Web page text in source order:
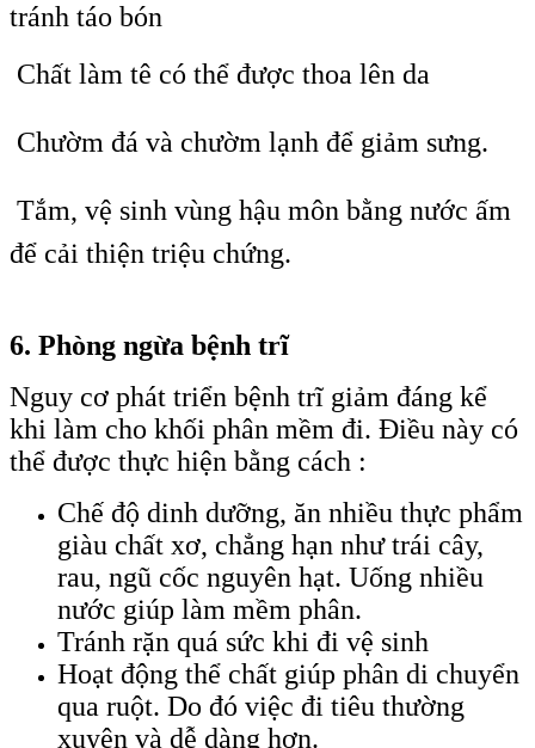
tránh táo bón
 Chất làm tê có thể được thoa lên da
 Chườm đá và chườm lạnh để giảm sưng.
 Tắm, vệ sinh vùng hậu môn bằng nước ấm
để cải thiện triệu chứng.
6. Phòng ngừa bệnh trĩ
Nguy cơ phát triển bệnh trĩ giảm đáng kể
khi làm cho khối phân mềm đi. Điều này có
thể được thực hiện bằng cách :
Chế độ dinh dưỡng, ăn nhiều thực phẩm
giàu chất xơ, chẳng hạn như trái cây,
rau, ngũ cốc nguyên hạt. Uống nhiều
nước giúp làm mềm phân.
Tránh rặn quá sức khi đi vệ sinh
Hoạt động thể chất giúp phân di chuyển
qua ruột. Do đó việc đi tiêu thường
xuyên và dễ dàng hơn.